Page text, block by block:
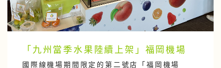
「九州當季水果陸續上架」福岡機場
國際線機場期間限定的第二號店「福岡機場